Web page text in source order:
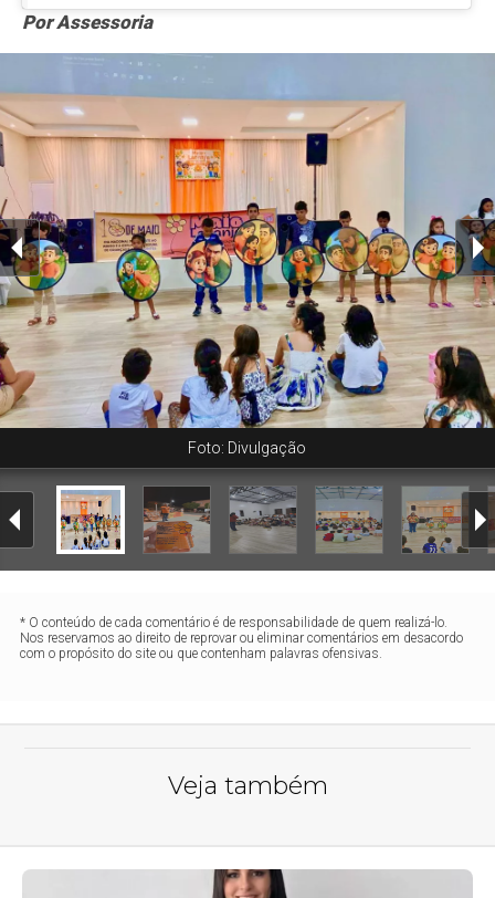
Por Assessoria
Foto: Divulgação
* O conteúdo de cada comentário é de responsabilidade de quem realizá-lo.
Nos reservamos ao direito de reprovar ou eliminar comentários em desacordo
com o propósito do site ou que contenham palavras ofensivas.
Veja também